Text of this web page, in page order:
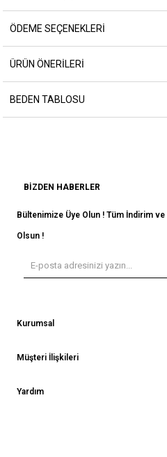
ÖDEME SEÇENEKLERI
ÜRÜN ÖNERILERI
BEDEN TABLOSU
BIZDEN HABERLER
Bültenimize Üye Olun ! Tüm İndirim
Olsun !
Kurumsal
Müşteri İlişkileri
Yardım